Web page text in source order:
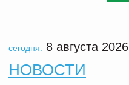
сегодня: 8 августа 2026
НОВОСТИ